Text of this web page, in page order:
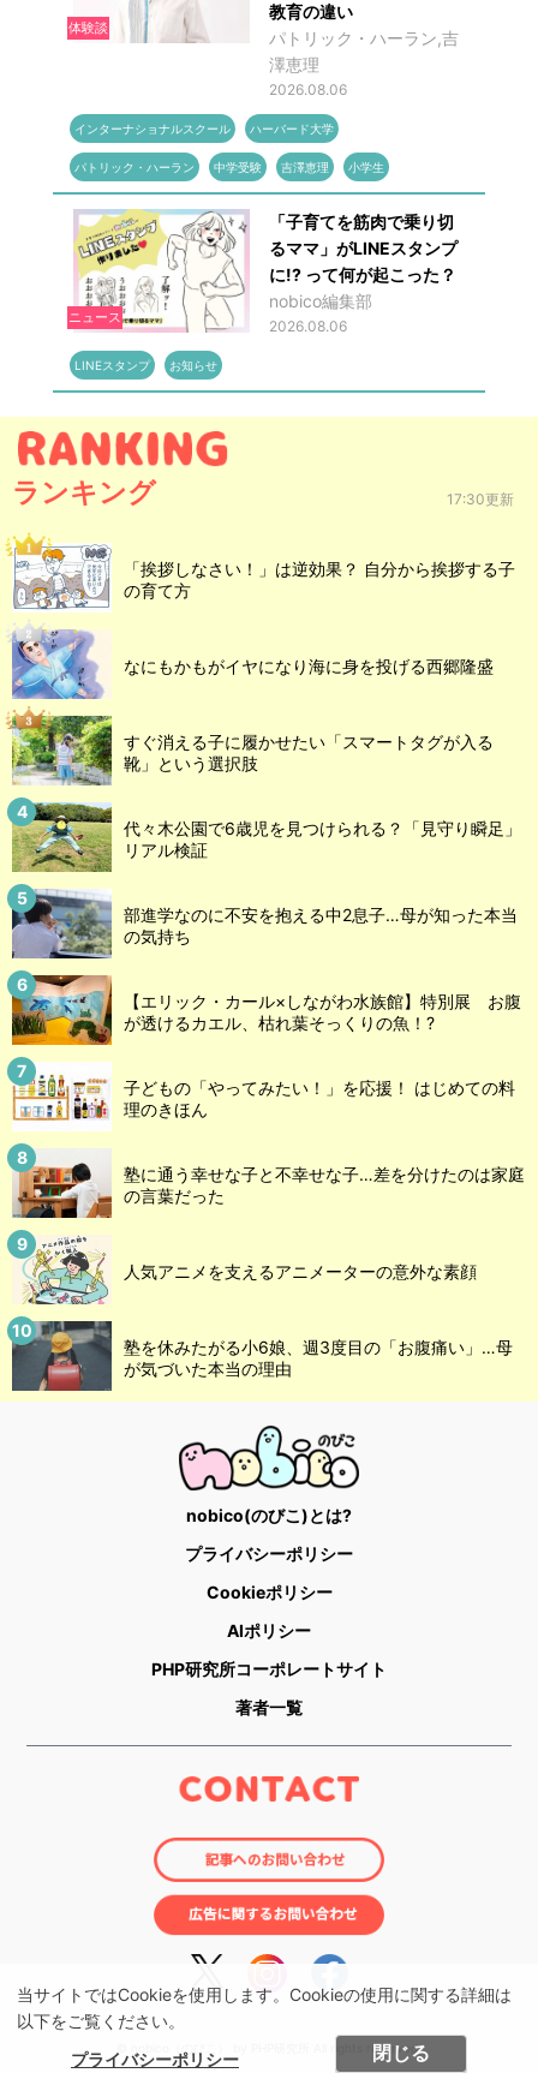
当サイトではCookieを使用します。Cookieの使用に関する詳細は
以下をご覧ください。
プライバシーポリシー
閉じる
体験談
教育の違い
パトリック・ハーラン,吉
澤恵理
2026.08.06
インターナショナルスクール ハーバード大学
パトリック・ハーラン 中学受験 吉澤恵理 小学生
ニュース
「子育てを筋肉で乗り切
るママ」がLINEスタンプ
に!? って何が起こった？
nobico編集部
2026.08.06
LINEスタンプ お知らせ
ランキング 17:30更新
「挨拶しなさい！」は逆効果？ 自分から挨拶する子
の育て方
なにもかもがイヤになり海に身を投げる西郷隆盛
すぐ消える子に履かせたい「スマートタグが入る
靴」という選択肢
代々木公園で6歳児を見つけられる？「見守り瞬足」
リアル検証
部進学なのに不安を抱える中2息子…母が知った本当
の気持ち
【エリック・カール×しながわ水族館】特別展 お腹
が透けるカエル、枯れ葉そっくりの魚！?
子どもの「やってみたい！」を応援！ はじめての料
理のきほん
塾に通う幸せな子と不幸せな子…差を分けたのは家庭
の言葉だった
人気アニメを支えるアニメーターの意外な素顔
塾を休みたがる小6娘、週3度目の「お腹痛い」…母
が気づいた本当の理由
nobico(のびこ)とは?
プライバシーポリシー
Cookieポリシー
AIポリシー
PHP研究所コーポレートサイト
著者一覧
© nobico（のびこ） by PHP研究所 All rights reserved.